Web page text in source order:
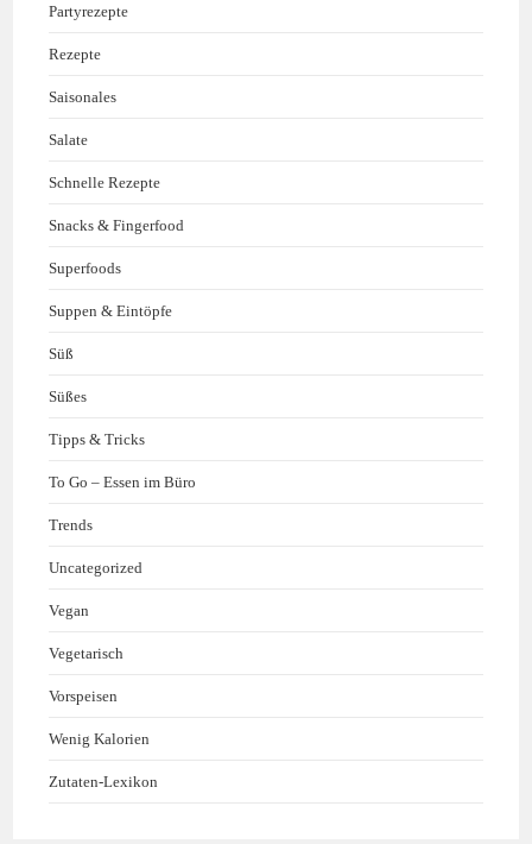
Partyrezepte
Rezepte
Saisonales
Salate
Schnelle Rezepte
Snacks & Fingerfood
Superfoods
Suppen & Eintöpfe
Süß
Süßes
Tipps & Tricks
To Go – Essen im Büro
Trends
Uncategorized
Vegan
Vegetarisch
Vorspeisen
Wenig Kalorien
Zutaten-Lexikon